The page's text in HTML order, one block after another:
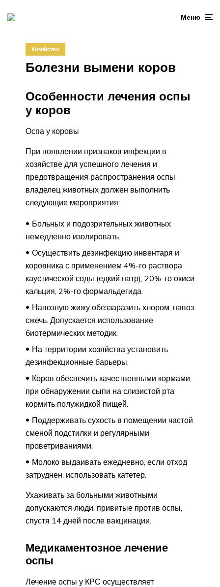
Меню
Хозяйство
Болезни вымени коров
Особенности лечения оспы
у коров
Оспа у коровы
При появлении признаков инфекции в
хозяйстве для успешного лечения и
предотвращения распространения оспы
владелец животных должен выполнить
следующие мероприятия:
Больных и подозрительных животных
немедленно изолировать.
Осуществить дезинфекцию инвентаря и
коровника с применением 4%-го раствора
каустической соды (едкий натр), 20%-го окиси
кальция, 2%-го формальдегида.
Навозную жижу обеззаразить хлором, навоз
сжечь. Допускается использование
биотермических методик.
На территории хозяйства установить
дезинфекционные барьеры.
Коров обеспечить качественными кормами,
при обнаружении сыпи на слизистой рта
кормить полужидкой пищей.
Поддерживать сухость в помещении частой
сменой подстилки и регулярными
проветриваниями.
Молоко выдаивать ежедневно, если отход
затруднен, использовать катетер.
Ухаживать за больными животными
допускаются люди, привитые против оспы,
спустя 14 дней после вакцинации.
Медикаментозное лечение
оспы
Лечение оспы у КРС осуществляет